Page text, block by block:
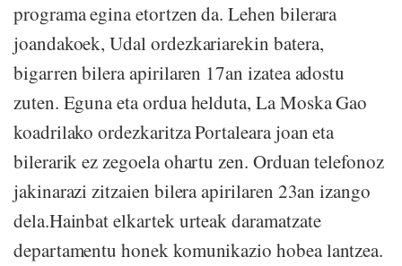
programa egina etortzen da. Lehen bilerara
joandakoek, Udal ordezkariarekin batera,
bigarren bilera apirilaren 17an izatea adostu
zuten. Eguna eta ordua helduta, La Moska Gao
koadrilako ordezkaritza Portaleara joan eta
bilerarik ez zegoela ohartu zen. Orduan telefonoz
jakinarazi zitzaien bilera apirilaren 23an izango
dela.Hainbat elkartek urteak daramatzate
departamentu honek komunikazio hobea lantzea.